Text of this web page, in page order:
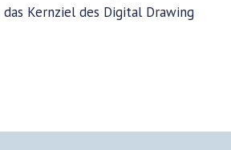
Kernziel des Digital Drawing